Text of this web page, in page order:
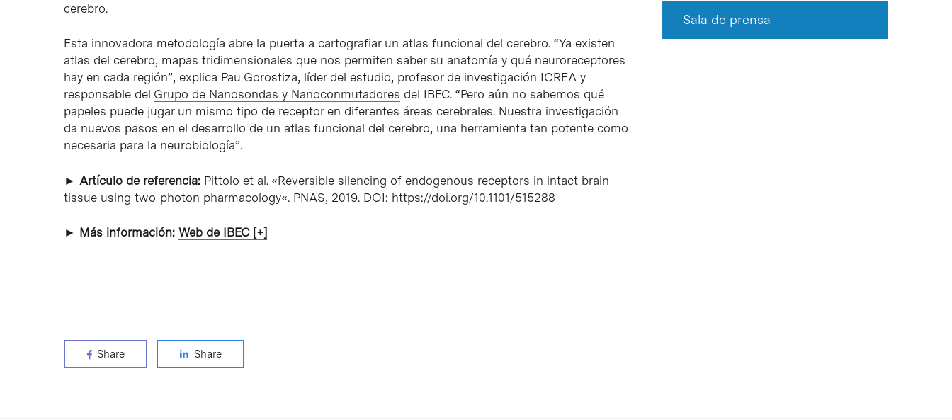
cerebro.
Esta innovadora metodología abre la puerta a cartografiar un atlas funcional del cerebro. “Ya existen
atlas del cerebro, mapas tridimensionales que nos permiten saber su anatomía y qué neuroreceptores
hay en cada región”, explica Pau Gorostiza, líder del estudio, profesor de investigación ICREA y
responsable del Grupo de Nanosondas y Nanoconmutadores del IBEC. “Pero aún no sabemos qué
papeles puede jugar un mismo tipo de receptor en diferentes áreas cerebrales. Nuestra investigación
da nuevos pasos en el desarrollo de un atlas funcional del cerebro, una herramienta tan potente como
necesaria para la neurobiología”.
► Artículo de referencia: Pittolo et al. «Reversible silencing of endogenous receptors in intact brain
tissue using two-photon pharmacology«. PNAS, 2019. DOI: https://doi.org/10.1101/515288
► Más información: Web de IBEC [+]
Share Share
Sala de prensa